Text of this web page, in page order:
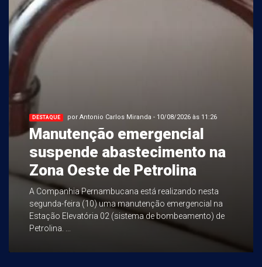
DESTAQUE por Antonio Carlos Miranda - 10/08/2026 às 11:26
Manutenção emergencial
suspende abastecimento na
Zona Oeste de Petrolina
A Companhia Pernambucana está realizando nesta
segunda-feira (10) uma manutenção emergencial na
Estação Elevatória 02 (sistema de bombeamento) de
Petrolina. ...